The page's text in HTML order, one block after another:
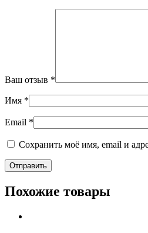
Ваш отзыв *
Имя *
Email *
Сохранить моё имя, email и
Похожие товары